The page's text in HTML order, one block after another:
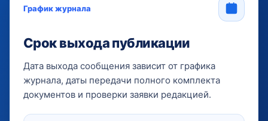
График журнала
Срок выхода публикации
Дата выхода сообщения зависит от графика
журнала, даты передачи полного комплекта
документов и проверки заявки редакцией.